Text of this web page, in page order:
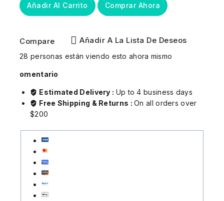
Añadir Al Carrito
Comprar Ahora
Compare Añadir A La Lista De Deseos
28 personas están viendo esto ahora mismo
omentario
Estimated Delivery : Up to 4 business days
Free Shipping & Returns :On all orders over
$200